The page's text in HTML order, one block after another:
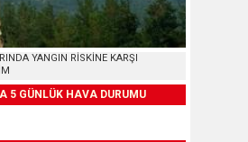
YANGIN RİSKİNE KARŞI
5 GÜNLÜK HAVA DURUMU